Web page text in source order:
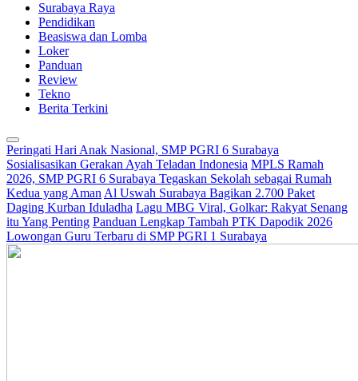
Surabaya Raya
Pendidikan
Beasiswa dan Lomba
Loker
Panduan
Review
Tekno
Berita Terkini
Peringati Hari Anak Nasional, SMP PGRI 6 Surabaya
Sosialisasikan Gerakan Ayah Teladan Indonesia MPLS Ramah
2026, SMP PGRI 6 Surabaya Tegaskan Sekolah sebagai Rumah
Kedua yang Aman Al Uswah Surabaya Bagikan 2.700 Paket
Daging Kurban Iduladha Lagu MBG Viral, Golkar: Rakyat Senang
itu Yang Penting Panduan Lengkap Tambah PTK Dapodik 2026
Lowongan Guru Terbaru di SMP PGRI 1 Surabaya